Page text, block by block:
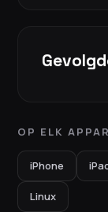
OP ELK
iPhone
Linux